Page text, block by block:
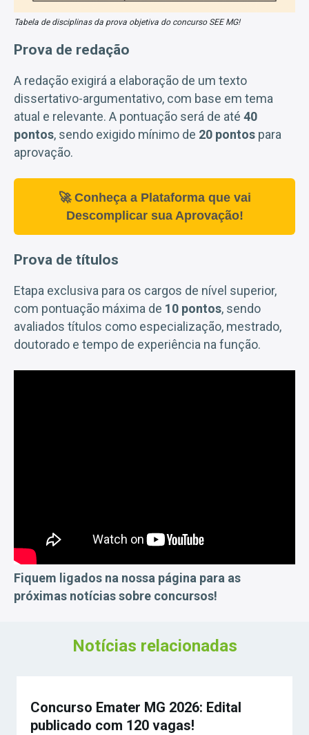
Tabela de disciplinas da prova objetiva do concurso SEE MG!
Prova de redação
A redação exigirá a elaboração de um texto
dissertativo-argumentativo, com base em tema
atual e relevante. A pontuação será de até 40
pontos, sendo exigido mínimo de 20 pontos para
aprovação.
🚀 Conheça a Plataforma que vai
Descomplicar sua Aprovação!
Prova de títulos
Etapa exclusiva para os cargos de nível superior,
com pontuação máxima de 10 pontos, sendo
avaliados títulos como especialização, mestrado,
doutorado e tempo de experiência na função.
Fiquem ligados na nossa página para as
próximas notícias sobre concursos!
Notícias relacionadas
Concurso Emater MG 2026: Edital
publicado com 120 vagas!